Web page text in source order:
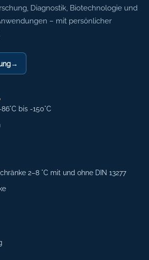
Diagnostik, Biotechnologie und
– mit persönlicher
→
bis -150°C
2–8 °C mit und ohne DIN 13277